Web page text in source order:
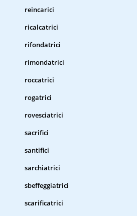
reincarici
ricalcatrici
rifondatrici
rimondatrici
roccatrici
rogatrici
rovesciatrici
sacrifici
santifici
sarchiatrici
sbeffeggiatrici
scarificatrici